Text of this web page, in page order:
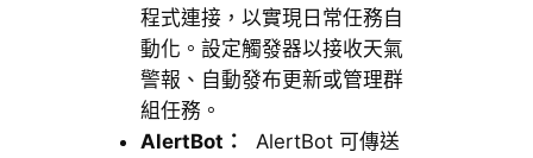
程式連接，以實現日常任務自
動化。設定觸發器以接收天氣
警報、自動發布更新或管理群
組任務。
AlertBot：
AlertBot 可傳送